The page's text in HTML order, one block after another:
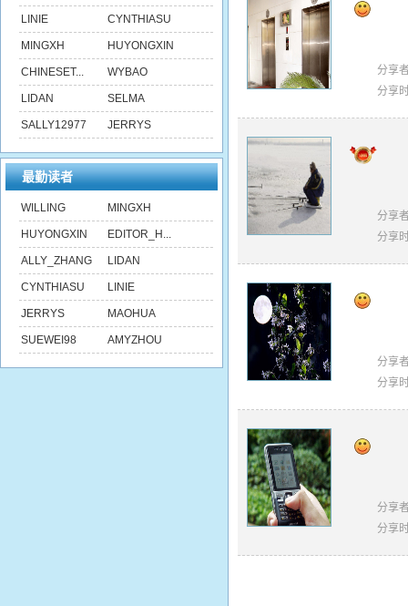
LINIE CYNTHIASU
MINGXH HUYONGXIN
CHINESET... WYBAO
LIDAN SELMA
SALLY12977 JERRYS
最勤读者
WILLING MINGXH
HUYONGXIN EDITOR_H...
ALLY_ZHANG LIDAN
CYNTHIASU LINIE
JERRYS MAOHUA
SUEWEI98 AMYZHOU
分享
分享
分享
分享
分享
分享
分享
分享